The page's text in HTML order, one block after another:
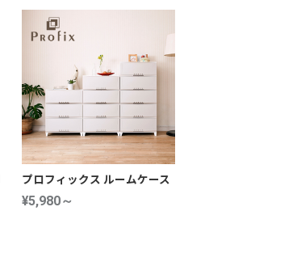
プロフィックス ルームケース
¥5,980～